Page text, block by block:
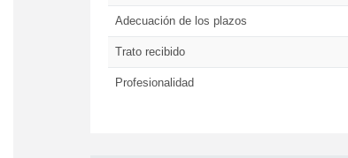
Adecuación de los plazos
Trato recibido
Profesionalidad